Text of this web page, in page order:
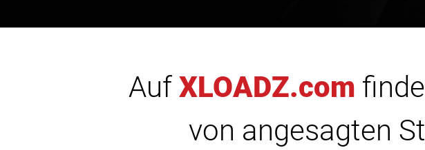
Auf XLOADZ.com
von angesagten